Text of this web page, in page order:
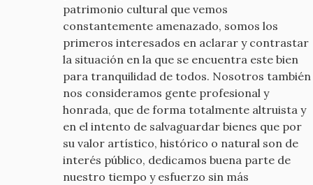
patrimonio cultural que vemos
constantemente amenazado, somos los
primeros interesados en aclarar y contrastar
la situación en la que se encuentra este bien
para tranquilidad de todos. Nosotros también
nos consideramos gente profesional y
honrada, que de forma totalmente altruista y
en el intento de salvaguardar bienes que por
su valor artístico, histórico o natural son de
interés público, dedicamos buena parte de
nuestro tiempo y esfuerzo sin más